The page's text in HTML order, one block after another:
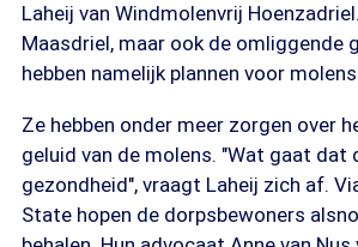
Laheij van Windmolenvrij
Maasdriel, maar ook de omliggende
hebben namelijk plannen voor
Ze hebben onder meer zorgen over
geluid van de molens. "Wat gaat dat
gezondheid", vraagt Laheij zich af.
State hopen de dorpsbewoners